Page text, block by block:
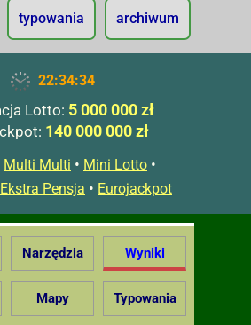
typowania archiwum
22:34:35
Lotto: 5 000 000 zł
140 000 000 zł
Multi Multi • Mini Lotto •
Ekstra Pensja • Eurojackpot
Narzędzia Wyniki
Mapy Typowania